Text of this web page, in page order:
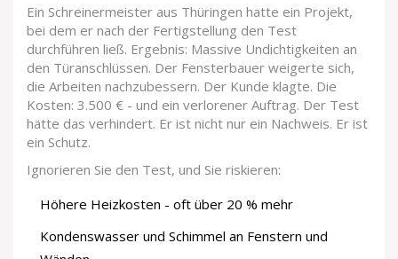
Ein Schreinermeister aus Thüringen hatte ein Projekt,
bei dem er nach der Fertigstellung den Test
durchführen ließ. Ergebnis: Massive Undichtigkeiten an
den Türanschlüssen. Der Fensterbauer weigerte sich,
die Arbeiten nachzubessern. Der Kunde klagte. Die
Kosten: 3.500 € - und ein verlorener Auftrag. Der Test
hätte das verhindert. Er ist nicht nur ein Nachweis. Er ist
ein Schutz.
Ignorieren Sie den Test, und Sie riskieren:
Höhere Heizkosten - oft über 20 % mehr
Kondenswasser und Schimmel an Fenstern und